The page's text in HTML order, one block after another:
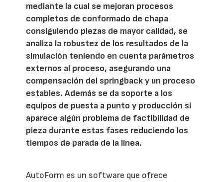
mediante la cual se mejoran procesos
completos de conformado de chapa
consiguiendo piezas de mayor calidad, se
analiza la robustez de los resultados de la
simulación teniendo en cuenta parámetros
externos al proceso, asegurando una
compensación del springback y un proceso
estables. Además se da soporte a los
equipos de puesta a punto y producción si
aparece algún problema de factibilidad de
pieza durante estas fases reduciendo los
tiempos de parada de la línea.
AutoForm es un software que ofrece